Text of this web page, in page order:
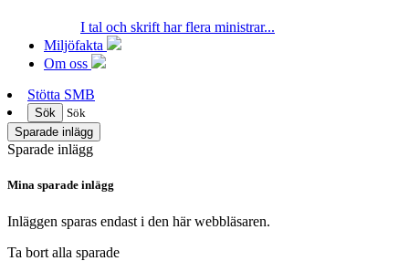
I tal och skrift har flera ministrar...
Miljöfakta
Om oss
Stötta SMB
Sök
Sök
Sparade inlägg
Sparade inlägg
Mina sparade inlägg
Inläggen sparas endast i den här webbläsaren.
Ta bort alla sparade